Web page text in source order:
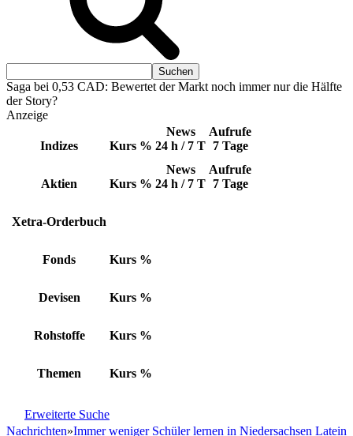
Saga bei 0,53 CAD: Bewertet der Markt noch immer nur die Hälfte
der Story?
Anzeige
Indizes Kurs %
News
24 h / 7 T
Aufrufe
7 Tage
Aktien Kurs %
News
24 h / 7 T
Aufrufe
7 Tage
Xetra-Orderbuch
Fonds Kurs %
Devisen Kurs %
Rohstoffe Kurs %
Themen Kurs %
Erweiterte Suche
Nachrichten»Immer weniger Schüler lernen in Niedersachsen Latein